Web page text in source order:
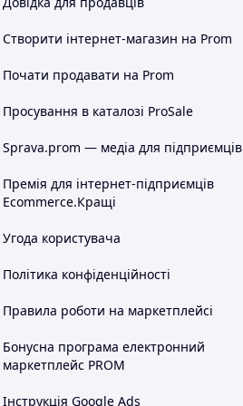
Створити інтернет-магазин на Prom
Почати продавати на Prom
Просування в каталозі ProSale
Sprava.prom — медіа для підприємців
Премія для інтернет-підприємців
Ecommerce.Кращі
Угода користувача
Політика конфіденційності
Правила роботи на маркетплейсі
Бонусна програма електронний
маркетплейс PROM
Інструкція Google Ads